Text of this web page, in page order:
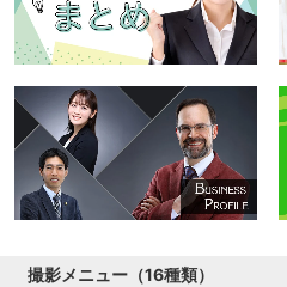
撮影メニュー（16種類）